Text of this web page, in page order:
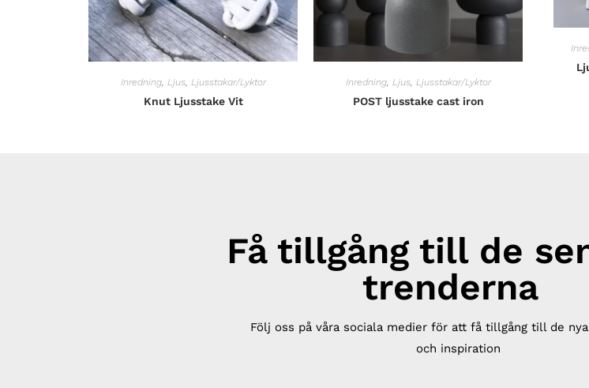
Inredning, Ljus, Ljusstakar/Lyktor
Knut Ljusstake Vit
Inredning, Ljus, Ljusstakar/Lyktor
POST ljusstake cast iron
Få tillgång till de
trenderna
Följ oss på våra sociala medier för att få tillgång till de
och inspiration